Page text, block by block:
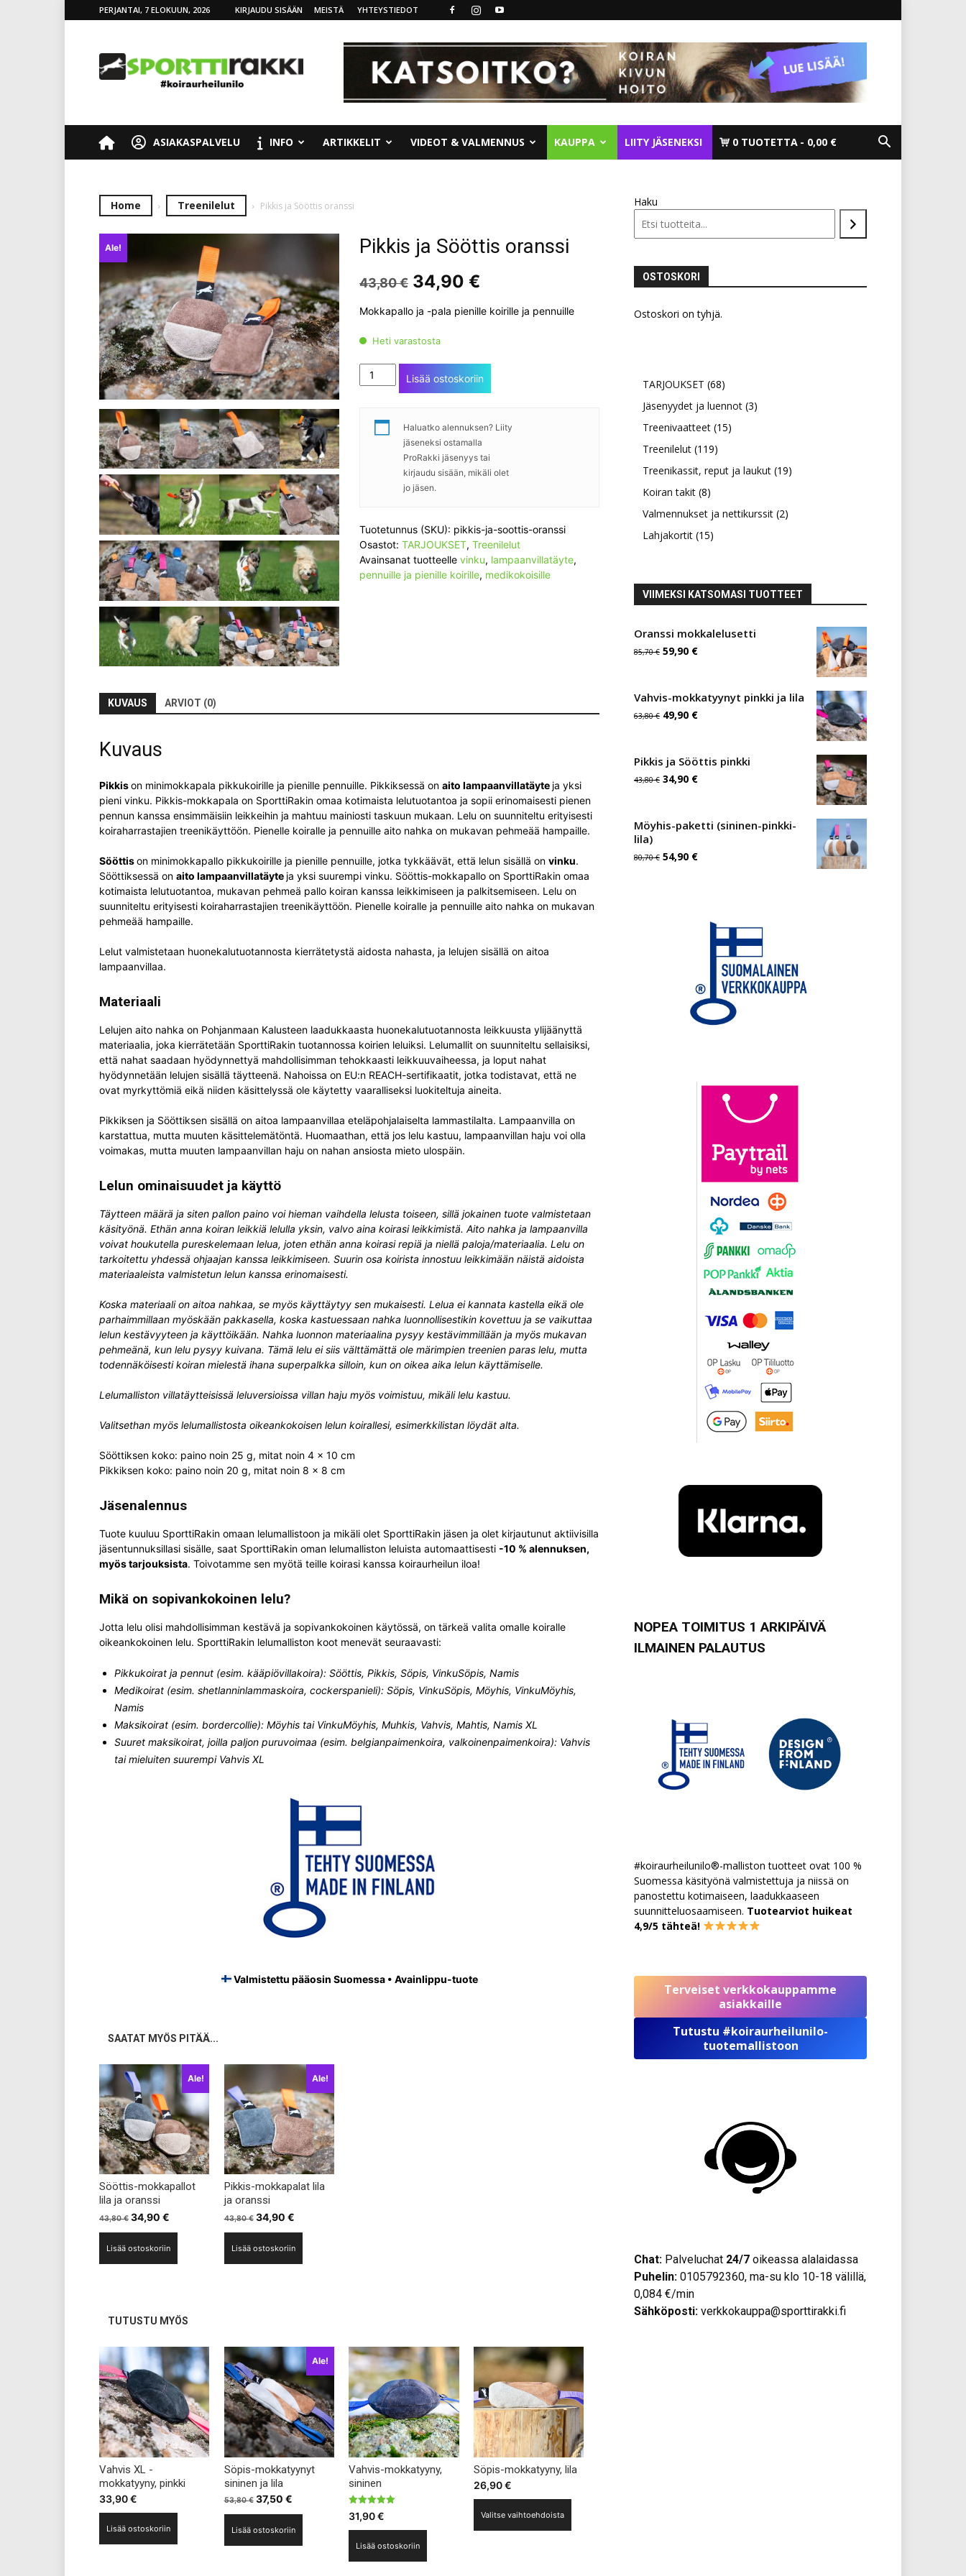
PERJANTAI, 7 ELOKUUN, 2026 KIRJAUDU SISÄÄN MEISTÄ YHTEYSTIEDOT
ASIAKASPALVELU INFO ARTIKKELIT VIDEOT & VALMENNUS KAUPPA LIITY JÄSENEKSI 0 TUOTETTA 0,00 €
Home Treenilelut Pikkis ja Sööttis oranssi
Ale! Pikkis ja Sööttis oranssi
43,80€ Alkuperäinen
hinta
oli:
34,90 €Nykyinen
on:
Mokkapallo ja -pala pienille koirille ja pennuille
Heti varastosta
Pikkis
ja
Lisää ostoskoriin
Haluatko alennuksen? Liity
jäseneksi ostamalla
ProRakki jäsenyys tai
kirjaudu sisään, mikäli olet
jo jäsen.
Tuotetunnus (SKU): pikkis-ja-soottis-oranssi
Osastot: TARJOUKSET, Treenilelut
Avainsanat tuotteelle vinku, lampaanvillatäyte,
pennuille ja pienille koirille, medikokoisille
KUVAUS ARVIOT (0)
Kuvaus
Pikkison minimokkapala pikkukoirille ja pienille pennuille. Pikkiksessä on aito lampaanvillatäyte ja yksi
pieni vinku. Pikkis-mokkapala on SporttiRakin omaa kotimaista lelutuotantoa ja sopii erinomaisesti pienen
pennun kanssa ensimmäisiin leikkeihin ja mahtuu mainiosti taskuun mukaan. Lelu on suunniteltu erityisesti
koiraharrastajien treenikäyttöön. Pienelle koiralle ja pennuille aito nahka on mukavan pehmeää hampaille.
Sööttison minimokkapallo pikkukoirille ja pienille pennuille, jotka tykkäävät, että lelun sisällä on vinku.
Sööttiksessä on aito lampaanvillatäyte ja yksi suurempi vinku. Sööttis-mokkapallo on SporttiRakin omaa
kotimaista lelutuotantoa, mukavan pehmeä pallo koiran kanssa leikkimiseen ja palkitsemiseen. Lelu on
suunniteltu erityisesti koiraharrastajien treenikäyttöön. Pienelle koiralle ja pennuille aito nahka on mukavan
pehmeää hampaille.
Lelut valmistetaan huonekalutuotannosta kierrätetystä aidosta nahasta, ja lelujen sisällä on aitoa
lampaanvillaa.
Materiaali
Lelujen aito nahka on Pohjanmaan Kalusteen laadukkaasta huonekalutuotannosta leikkuusta ylijäänyttä
materiaalia, joka kierrätetään SporttiRakin tuotannossa koirien leluiksi. Lelumallit on suunniteltu sellaisiksi,
että nahat saadaan hyödynnettyä mahdollisimman tehokkaasti leikkuuvaiheessa, ja loput nahat
hyödynnetään lelujen sisällä täytteenä. Nahoissa on EU:n REACH-sertifikaatit, jotka todistavat, että ne
ovat myrkyttömiä eikä niiden käsittelyssä ole käytetty vaaralliseksi luokiteltuja aineita.
Pikkiksen ja Sööttiksen sisällä on aitoa lampaanvillaa eteläpohjalaiselta lammastilalta. Lampaanvilla on
karstattua, mutta muuten käsittelemätöntä. Huomaathan, että jos lelu kastuu, lampaanvillan haju voi olla
voimakas, mutta muuten lampaanvillan haju on nahan ansiosta mieto ulospäin.
Lelun ominaisuudet ja käyttö
Täytteen määrä ja siten pallon paino voi hieman vaihdella lelusta toiseen, sillä jokainen tuote valmistetaan
käsityönä. Ethän anna koiran leikkiä lelulla yksin, valvo aina koirasi leikkimistä. Aito nahka ja lampaanvilla
voivat houkutella pureskelemaan lelua, joten ethän anna koirasi repiä ja niellä paloja/materiaalia. Lelu on
tarkoitettu yhdessä ohjaajan kanssa leikkimiseen. Suurin osa koirista innostuu leikkimään näistä aidoista
materiaaleista valmistetun lelun kanssa erinomaisesti.
Koska materiaali on aitoa nahkaa, se myös käyttäytyy sen mukaisesti. Lelua ei kannata kastella eikä ole
parhaimmillaan myöskään pakkasella, koska kastuessaan nahka luonnollisestikin kovettuu ja se vaikuttaa
lelun kestävyyteen ja käyttöikään. Nahka luonnon materiaalina pysyy kestävimmillään ja myös mukavan
pehmeänä, kun lelu pysyy kuivana. Tämä lelu ei siis välttämättä ole märimpien treenien paras lelu, mutta
todennäköisesti koiran mielestä ihana superpalkka silloin, kun on oikea aika lelun käyttämiselle.
Lelumalliston villatäytteisissä leluversioissa villan haju myös voimistuu, mikäli lelu kastuu.
Valitsethan myös lelumallistosta oikeankokoisen lelun koirallesi, esimerkkilistan löydät alta.
Sööttiksen koko: paino noin 25 g, mitat noin 4 x 10 cm
Pikkiksen koko: paino noin 20 g, mitat noin 8 x 8 cm
Jäsenalennus
Tuote kuuluu SporttiRakin omaan lelumallistoon ja mikäli olet SporttiRakin jäsen ja olet kirjautunut aktiivisilla
jäsentunnuksillasi sisälle, saat SporttiRakin oman lelumalliston leluista automaattisesti -10 % alennuksen,
myös tarjouksista. Toivotamme sen myötä teille koirasi kanssa koiraurheilun iloa!
Mikä on sopivankokoinen lelu?
Jotta lelu olisi mahdollisimman kestävä ja sopivankokoinen käytössä, on tärkeä valita omalle koiralle
oikeankokoinen lelu. SporttiRakin lelumalliston koot menevät seuraavasti:
Pikkukoirat ja pennut (esim. kääpiövillakoira): Sööttis, Pikkis, Söpis, VinkuSöpis, Namis
Medikoirat (esim. shetlanninlammaskoira, cockerspanieli): Söpis, VinkuSöpis, Möyhis, VinkuMöyhis,
Namis
Maksikoirat (esim. bordercollie): Möyhis tai VinkuMöyhis, Muhkis, Vahvis, Mahtis, Namis XL
Suuret maksikoirat, joilla paljon puruvoimaa (esim. belgianpaimenkoira, valkoinenpaimenkoira): Vahvis
tai mieluiten suurempi Vahvis XL
Valmistettu pääosin Suomessa • Avainlippu-tuote
SAATAT MYÖS PITÄÄ...
Ale!
Sööttis-mokkapallot
lila ja oranssi
43,80€ Alkuperäinen
hinta
oli:
43,80 €.
34,90 €
hinta
on:
34,90 €.
Lisää ostoskoriin
Ale!
Pikkis-mokkapalat lila
ja oranssi
43,80€ Alkuperäinen
hinta
oli:
43,80 €.
34,90 €Nykyinen
hinta
on:
34,90 €.
Lisää ostoskoriin
TUTUSTU MYÖS
Vahvis XL -
mokkatyyny, pinkki
33,90€
Lisää ostoskoriin
Ale!
Söpis-mokkatyynyt
sininen ja lila
53,80€ Alkuperäinen
hinta
oli:
53,80 €.
37,50 €Nykyinen
hinta
on:
37,50 €.
Lisää ostoskoriin
Vahvis-mokkatyyny,
sininen
Arvostelu
tuotteesta:
5.00
31,90€
Lisää ostoskoriin
Söpis-mokkatyyny, lila
26,90€
Valitse vaihtoehdoista
Haku
OSTOSKORI
Ostoskori on tyhjä.
TARJOUKSET 6868
tuotetta
Jäsenyydet ja luennot 33
Treenivaatteet 1515
Treenilelut 119119
tuotetta
Treenikassit, reput ja laukut 1919
Koiran takit 88
tuotetta
Valmennukset ja nettikurssit 22
Lahjakortit 1515
VIIMEKSI KATSOMASI TUOTTEET
Oranssi mokkalelusetti
85,70€ Alkuperäinen
oli:
85,70 €.
59,90 €Nykyinen
on:
59,90 €.
Vahvis-mokkatyynyt pinkki ja lila
63,80€ Alkuperäinen
oli:
63,80 €.
49,90 €Nykyinen
on:
49,90 €.
Pikkis ja Sööttis pinkki
43,80€ Alkuperäinen
oli:
34,90 €Nykyinen
on:
Möyhis-paketti (sininen-pinkki-
lila)
80,70€ Alkuperäinen
54,90 €Nykyinen
54,90 €.
NOPEA TOIMITUS 1 ARKIPÄIVÄ
ILMAINEN PALAUTUS
#koiraurheilunilo®-malliston tuotteet ovat 100 %
Suomessa käsityönä valmistettuja ja niissä on
panostettu kotimaiseen, laadukkaaseen
suunnitteluosaamiseen. Tuotearviot huikeat
4,9/5 tähteä!
Terveiset verkkokauppamme
asiakkaille
Tutustu #koiraurheilunilo-
tuotemallistoon
Chat: Palveluchat 24/7 oikeassa alalaidassa
Puhelin: 0105792360, ma-su klo 10-18 välillä,
0,084 €/min
Sähköposti: verkkokauppa@sporttirakki.fi